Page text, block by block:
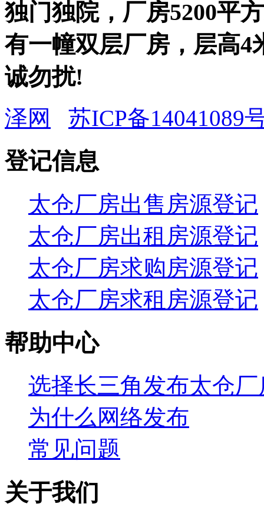
独门独院，厂房5200平
有一幢双层厂房，层高4
诚勿扰!
泽网 苏ICP备14041089
登记信息
太仓厂房出售房源登记
太仓厂房出租房源登记
太仓厂房求购房源登记
太仓厂房求租房源登记
帮助中心
选择长三角发布太仓
为什么网络发布
常见问题
关于我们